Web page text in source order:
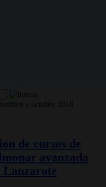
y octubre 2018
de cursos de
avanzada
Lanzarote